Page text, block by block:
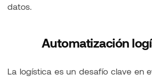
datos.
Automatización
La logística es un desafío clave en